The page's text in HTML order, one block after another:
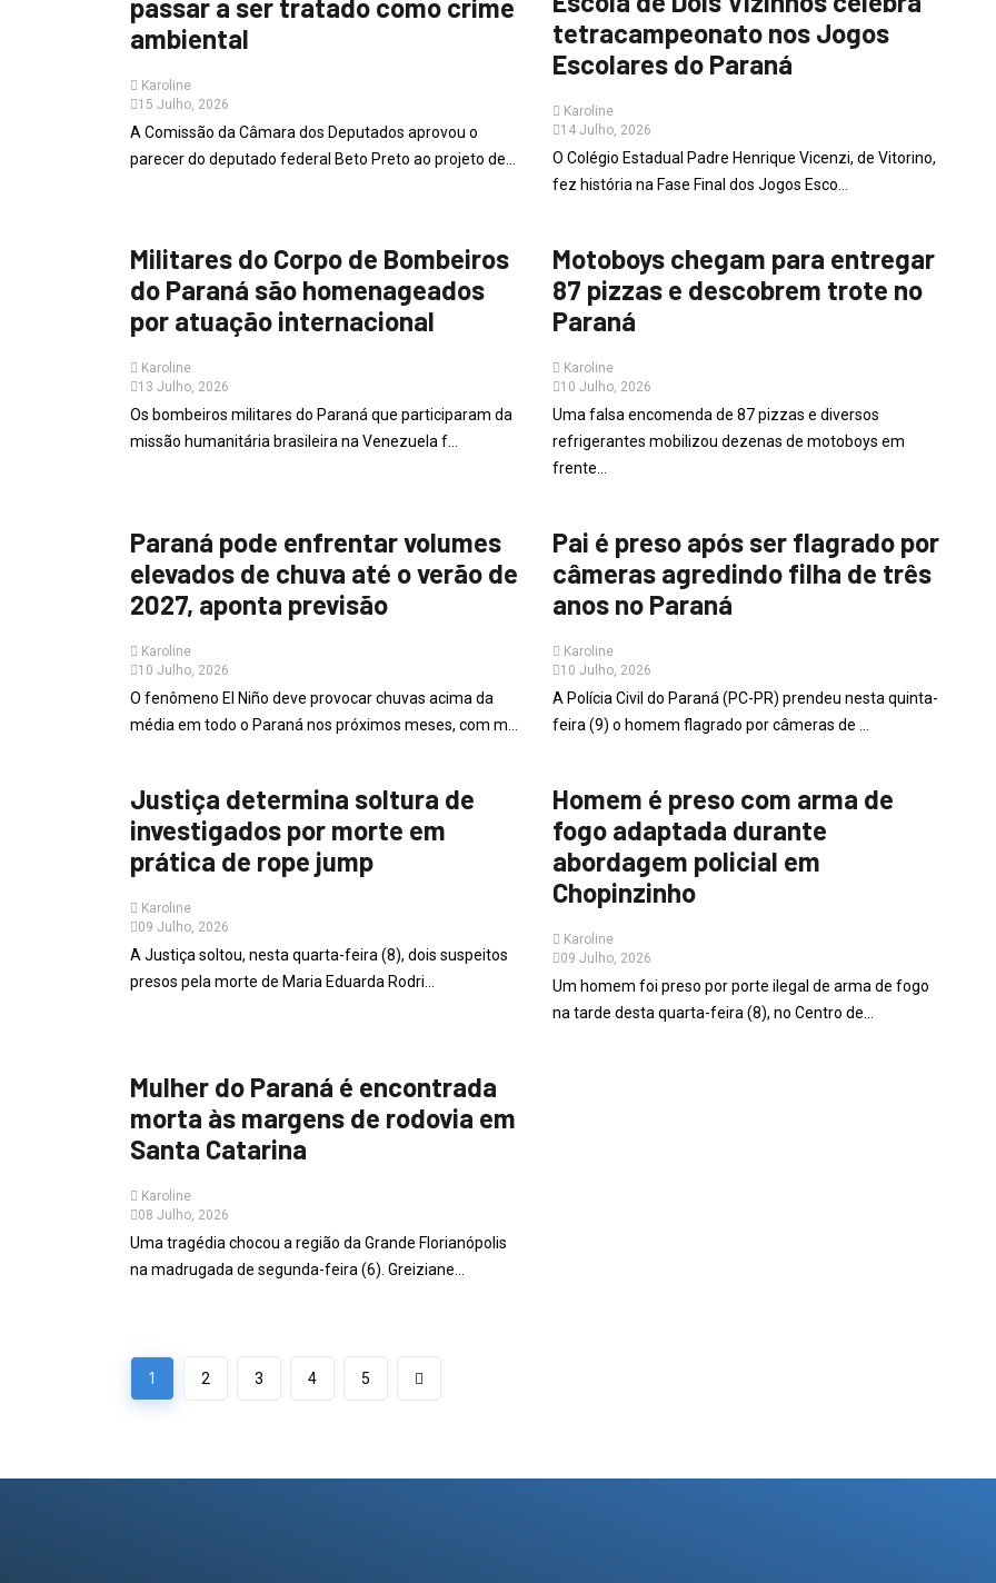
passar a ser tratado como crime
ambiental
Karoline
15 Julho, 2026
A Comissão da Câmara dos Deputados aprovou o
parecer do deputado federal Beto Preto ao projeto de...
tetracampeonato nos Jogos
Escolares do Paraná
Karoline
14 Julho, 2026
O Colégio Estadual Padre Henrique Vicenzi, de Vitorino,
fez história na Fase Final dos Jogos Esco...
Militares do Corpo de Bombeiros
do Paraná são homenageados
por atuação internacional
Karoline
13 Julho, 2026
Os bombeiros militares do Paraná que participaram da
missão humanitária brasileira na Venezuela f...
Motoboys chegam para entregar
87 pizzas e descobrem trote no
Paraná
Karoline
10 Julho, 2026
Uma falsa encomenda de 87 pizzas e diversos
refrigerantes mobilizou dezenas de motoboys em
frente...
Paraná pode enfrentar volumes
elevados de chuva até o verão de
2027, aponta previsão
Karoline
10 Julho, 2026
O fenômeno El Niño deve provocar chuvas acima da
média em todo o Paraná nos próximos meses, com m...
Pai é preso após ser flagrado por
câmeras agredindo filha de três
anos no Paraná
Karoline
10 Julho, 2026
A Polícia Civil do Paraná (PC-PR) prendeu nesta quinta-
feira (9) o homem flagrado por câmeras de ...
Justiça determina soltura de
investigados por morte em
prática de rope jump
Karoline
09 Julho, 2026
A Justiça soltou, nesta quarta-feira (8), dois suspeitos
presos pela morte de Maria Eduarda Rodri...
Homem é preso com arma de
fogo adaptada durante
abordagem policial em
Chopinzinho
Karoline
09 Julho, 2026
Um homem foi preso por porte ilegal de arma de fogo
na tarde desta quarta-feira (8), no Centro de...
Mulher do Paraná é encontrada
morta às margens de rodovia em
Santa Catarina
Karoline
08 Julho, 2026
Uma tragédia chocou a região da Grande Florianópolis
na madrugada de segunda-feira (6). Greiziane...
1 2 3 4 5